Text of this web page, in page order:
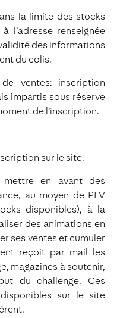
la limite des stocks
l’adresse renseignée
des informations
du colis.
ventes: inscription
impartis sous réserve
de l’inscription.
sur le site.
mettre en avant des
au moyen de PLV
disponibles), à la
des animations en
ses ventes et cumuler
reçoit par mail les
magazines à soutenir,
du challenge. Ces
sur le site